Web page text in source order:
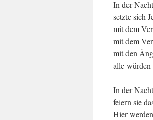
In der
setzte sich
mit dem
mit dem
mit den
alle würden
In der
feiern sie
Hier